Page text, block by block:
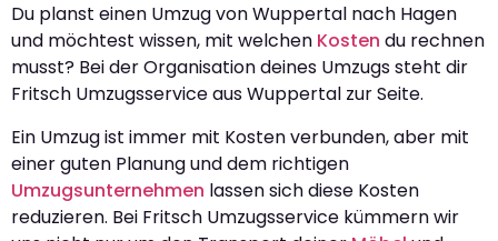
Du planst einen Umzug von Wuppertal nach Hagen
und möchtest wissen, mit welchen Kosten du rechnen
musst? Bei der Organisation deines Umzugs steht dir
Fritsch Umzugsservice aus Wuppertal zur Seite.
Ein Umzug ist immer mit Kosten verbunden, aber mit
einer guten Planung und dem richtigen
Umzugsunternehmen lassen sich diese Kosten
reduzieren. Bei Fritsch Umzugsservice kümmern wir